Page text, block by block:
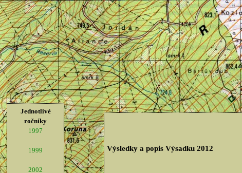
Jednotlivé
ročníky
1997
1999
2002
Výsledky a popis Výsadku 2012